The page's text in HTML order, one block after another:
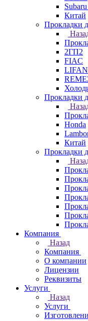
Китай
Прокладки
2ГП2
FIAC
LIFAN
Прокладки
Honda
Китай
Прокладки
Компания
Назад
Компания
О компании
Лицензии
Реквизиты
Услуги
Назад
Услуги